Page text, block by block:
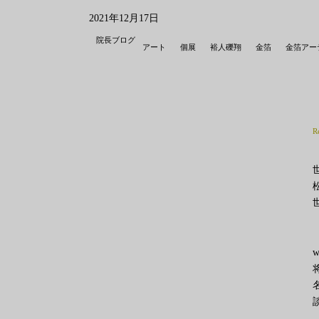
2021年12月17日
院長ブログ
アート
個展 裕人礫翔 金箔 金箔アー